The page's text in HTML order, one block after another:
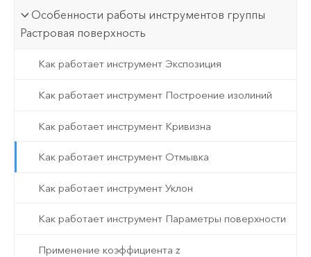
Особенности работы инструментов группы
Растровая поверхность
Как работает инструмент Экспозиция
Как работает инструмент Построение изолиний
Как работает инструмент Кривизна
Как работает инструмент Отмывка
Как работает инструмент Уклон
Как работает инструмент Параметры поверхности
Применение коэффициента z